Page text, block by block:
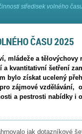
středisek volného
ČASU 2025
mládeže a tělovýchovy
a kvantitativní šetření
bylo získat ucelený
zájmové vzdělávání,
a pestrosti nabídky i
jak dotazníkové